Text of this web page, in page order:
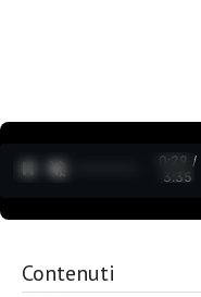
0:30 /
3:35
Contenuti